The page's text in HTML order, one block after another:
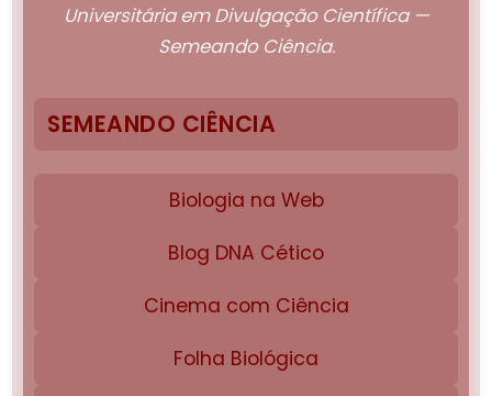
Universitária em Divulgação Científica —
Semeando Ciência.
SEMEANDO CIÊNCIA
Biologia na Web
Blog DNA Cético
Cinema com Ciência
Folha Biológica